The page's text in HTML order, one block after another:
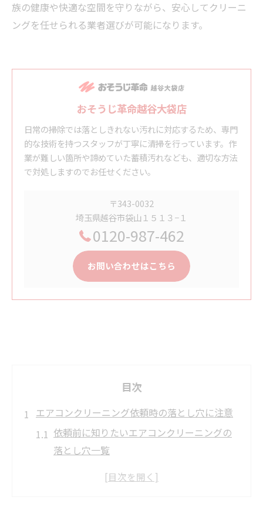
族の健康や快適な空間を守りながら、安心してクリーニ
ングを任せられる業者選びが可能になります。
おそうじ革命越谷大袋店
日常の掃除では落としきれない汚れに対応するため、専門
的な技術を持つスタッフが丁寧に清掃を行っています。作
業が難しい箇所や諦めていた蓄積汚れなども、適切な方法
で対処しますのでお任せください。
〒343-0032
埼玉県越谷市袋山１５１３−１
0120-987-462
お問い合わせはこちら
目次
エアコンクリーニング依頼時の落とし穴に注意
依頼前に知りたいエアコンクリーニングの
落とし穴一覧
越谷市で注意すべきエアコンクリーニング